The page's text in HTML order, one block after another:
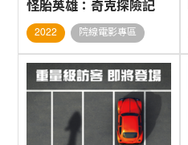
怪胎英雄：奇克探險記
2022 院線電影專區